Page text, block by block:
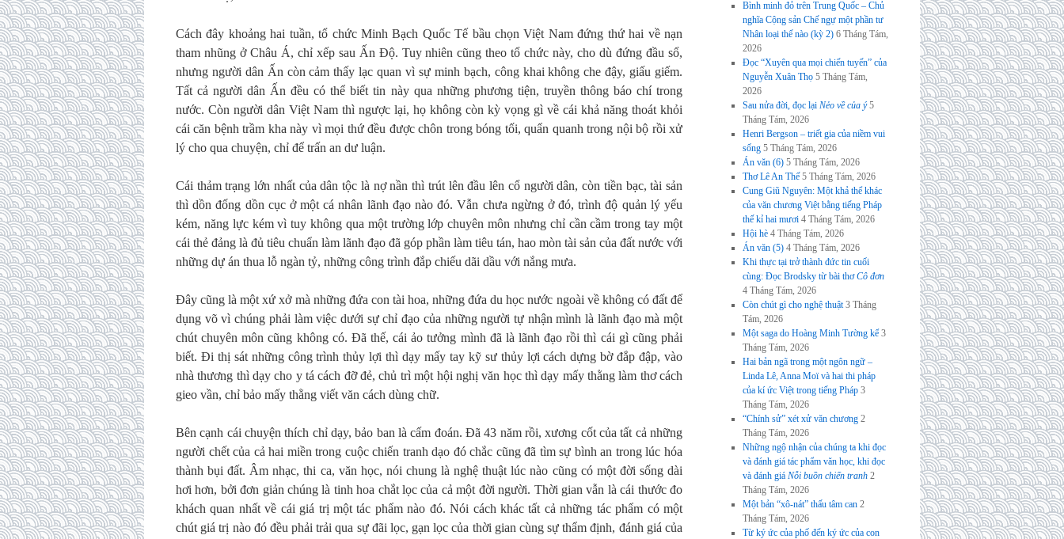
Cách đây khoảng hai tuần, tổ chức Minh Bạch Quốc Tế bầu chọn Việt Nam đứng thứ hai về nạn
tham nhũng ở Châu Á, chỉ xếp sau Ấn Độ. Tuy nhiên cũng theo tổ chức này, cho dù đứng đầu sổ,
nhưng người dân Ấn còn cảm thấy lạc quan vì sự minh bạch, công khai không che đậy, giấu giếm.
Tất cả người dân Ấn đều có thể biết tin này qua những phương tiện, truyền thông báo chí trong
nước. Còn người dân Việt Nam thì ngược lại, họ không còn kỳ vọng gì về cái khả năng thoát khỏi
cái căn bệnh trầm kha này vì mọi thứ đều được chôn trong bóng tối, quẩn quanh trong nội bộ rồi xử
lý cho qua chuyện, chỉ để trấn an dư luận.
Cái thảm trạng lớn nhất của dân tộc là nợ nần thì trút lên đầu lên cổ người dân, còn tiền bạc, tài sản
thì dồn đống dồn cục ở một cá nhân lãnh đạo nào đó. Vẫn chưa ngừng ở đó, trình độ quản lý yếu
kém, năng lực kém vì tuy không qua một trường lớp chuyên môn nhưng chỉ cần cầm trong tay một
cái thẻ đảng là đủ tiêu chuẩn làm lãnh đạo đã góp phần làm tiêu tán, hao mòn tài sản của đất nước với
những dự án thua lỗ ngàn tỷ, những công trình đắp chiếu dãi dầu với nắng mưa.
Đây cũng là một xứ xở mà những đứa con tài hoa, những đứa du học nước ngoài về không có đất để
dụng võ vì chúng phải làm việc dưới sự chỉ đạo của những người tự nhận mình là lãnh đạo mà một
chút chuyên môn cũng không có. Đã thế, cái ảo tưởng mình đã là lãnh đạo rồi thì cái gì cũng phải
biết. Đi thị sát những công trình thủy lợi thì dạy mấy tay kỹ sư thủy lợi cách dựng bờ đắp đập, vào
nhà thương thì dạy cho y tá cách đỡ đẻ, chủ trì một hội nghị văn học thì dạy mấy thằng làm thơ cách
gieo vần, chỉ bảo mấy thằng viết văn cách dùng chữ.
Bên cạnh cái chuyện thích chỉ dạy, bảo ban là cấm đoán. Đã 43 năm rồi, xương cốt của tất cả những
người chết của cả hai miền trong cuộc chiến tranh dạo đó chắc cũng đã tìm sự bình an trong lúc hóa
thành bụi đất. Âm nhạc, thi ca, văn học, nói chung là nghệ thuật lúc nào cũng có một đời sống dài
hơi hơn, bởi đơn giản chúng là tinh hoa chắt lọc của cả một đời người. Thời gian vẫn là cái thước đo
khách quan nhất về cái giá trị một tác phẩm nào đó. Nói cách khác tất cả những tác phẩm có một
chút giá trị nào đó đều phải trải qua sự đãi lọc, gạn lọc của thời gian cùng sự thẩm định, đánh giá của
Bình minh đỏ trên Trung Quốc – Chủ
nghĩa Cộng sản Chế ngự một phần tư
Nhân loại thế nào (kỳ 2) 6 Tháng Tám,
2026
Đọc “Xuyên qua mọi chiến tuyến” của
Nguyễn Xuân Thọ 5 Tháng Tám,
2026
Sau nửa đời, đọc lại Nẻo về của ý 5
Tháng Tám, 2026
Henri Bergson – triết gia của niềm vui
sống 5 Tháng Tám, 2026
Án văn (6) 5 Tháng Tám, 2026
Thơ Lê An Thế 5 Tháng Tám, 2026
Cung Giũ Nguyên: Một khả thể khác
của văn chương Việt bằng tiếng Pháp
thế kỉ hai mươi 4 Tháng Tám, 2026
Hội hè 4 Tháng Tám, 2026
Án văn (5) 4 Tháng Tám, 2026
Khi thực tại trở thành đức tin cuối
cùng: Đọc Brodsky từ bài thơCô đơn
4 Tháng Tám, 2026
Còn chút gì cho nghệ thuật 3 Tháng
Tám, 2026
Một saga do Hoàng Minh Tường kể 3
Tháng Tám, 2026
Hai bản ngã trong một ngôn ngữ –
Linda Lê, Anna Moï và hai thi pháp
của kí ức Việt trong tiếng Pháp 3
Tháng Tám, 2026
“Chính sử” xét xử văn chương 2
Tháng Tám, 2026
Những ngộ nhận của chúng ta khi đọc
và đánh giá tác phẩm văn học, khi đọc
và đánh giá Nỗi buồn chiến tranh 2
Tháng Tám, 2026
Một bản “xô-nát” thấu tâm can 2
Tháng Tám, 2026
Từ ký ức của phố đến ký ức của con